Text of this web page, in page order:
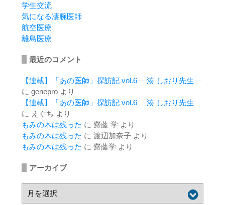
学生交流
気になる凄腕医師
航空医療
離島医療
最近のコメント
【連載】「あの医師」探訪記 vol.6 ―湊 しおり先生―
に geneproより
【連載】「あの医師」探訪記 vol.6 ―湊 しおり先生―
に えぐち より
もみの木は残った に 齋藤 学 より
もみの木は残った に 渡辺加奈子より
もみの木は残った に 齋藤学 より
アーカイブ